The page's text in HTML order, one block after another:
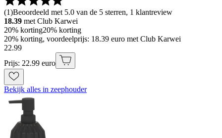
(1)Beoordeeld met 5.0 van de 5 sterren, 1 klantreview
18.39 met Club Karwei
20% korting20% korting
20% korting, voordeelprijs: 18.39 euro met Club Karwei
22.99
Prijs: 22.99 euro
Bekijk alles in zeephouder